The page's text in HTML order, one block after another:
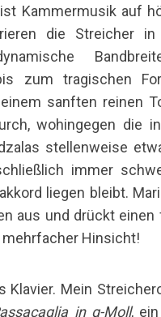
Kammermusik auf
die Streicher in
zum tragischen
sanften reinen
wohingegen die
stellenweise
immer
liegen bleibt.
aus und drückt einen
Hinsicht!
Klavier. Mein
in g-Moll,